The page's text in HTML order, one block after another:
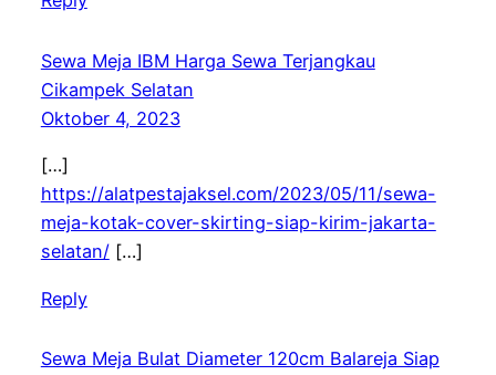
Sewa Meja IBM Harga Sewa Terjangkau
Cikampek Selatan
Oktober 4, 2023
[…]
https://alatpestajaksel.com/2023/05/11/sewa-
meja-kotak-cover-skirting-siap-kirim-jakarta-
selatan/[…]
Reply
Sewa Meja Bulat Diameter 120cm Balareja Siap